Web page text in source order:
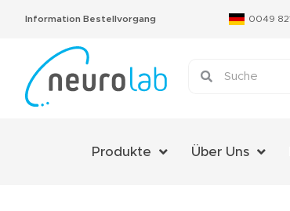
Information Bestellvorgang 0049
Produkte Über Uns